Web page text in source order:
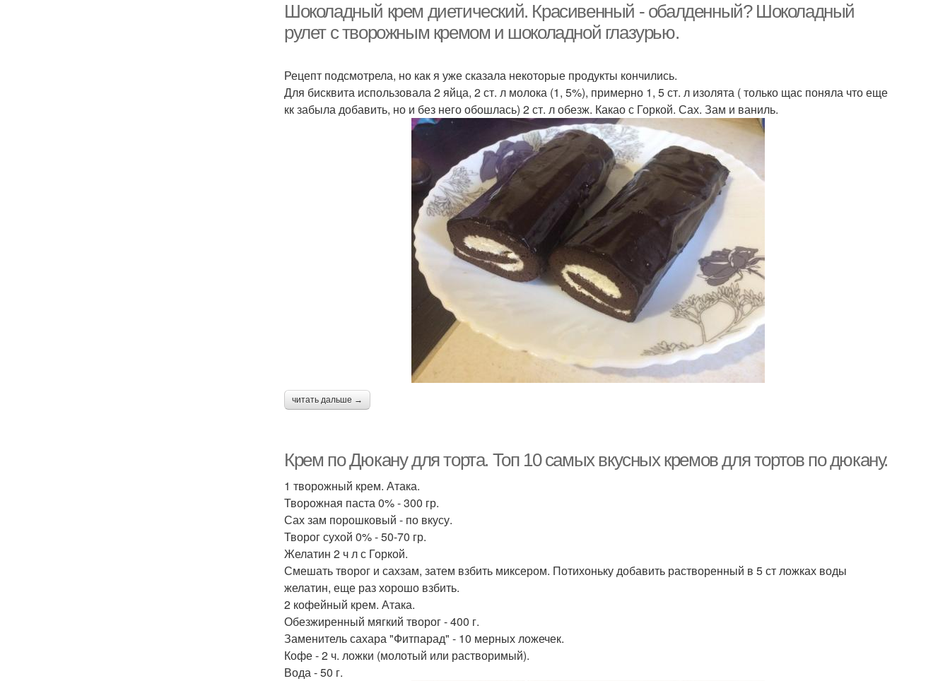
Шоколадный крем диетический. Красивенный - обалденный? Шоколадный
рулет с творожным кремом и шоколадной глазурью.
Рецепт подсмотрела, но как я уже сказала некоторые продукты кончились.
Для бисквита использовала 2 яйца, 2 ст. л молока (1, 5%), примерно 1, 5 ст. л изолята ( только щас поняла что еще
кк забыла добавить, но и без него обошлась) 2 ст. л обезж. Какао с Горкой. Сах. Зам и ваниль.
читать дальше →
Крем по Дюкану для торта. Топ 10 самых вкусных кремов для тортов по дюкану.
1 творожный крем. Атака.
Творожная паста 0% - 300 гр.
Сах зам порошковый - по вкусу.
Творог сухой 0% - 50-70 гр.
Желатин 2 ч л с Горкой.
Смешать творог и сахзам, затем взбить миксером. Потихоньку добавить растворенный в 5 ст ложках воды
желатин, еще раз хорошо взбить.
2 кофейный крем. Атака.
Обезжиренный мягкий творог - 400 г.
Заменитель сахара "Фитпарад" - 10 мерных ложечек.
Кофе - 2 ч. ложки (молотый или растворимый).
Вода - 50 г.